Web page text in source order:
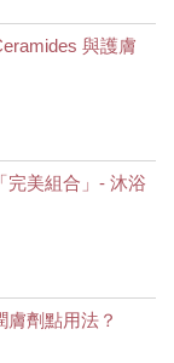
與護膚
完美組合」- 沐浴
膚劑點用法？